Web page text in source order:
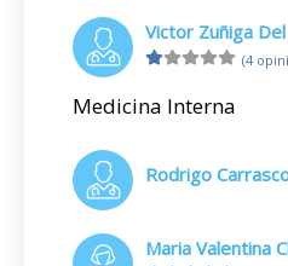
Victor Zuñiga
(4
Medicina Interna
Rodrigo
Maria Valentina